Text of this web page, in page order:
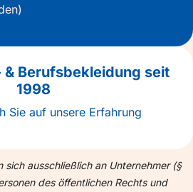
Berufsbekleidung seit
1998
Sie auf unsere Erfahrung
sich ausschließlich an Unternehmer (§
des öffentlichen Rechts und